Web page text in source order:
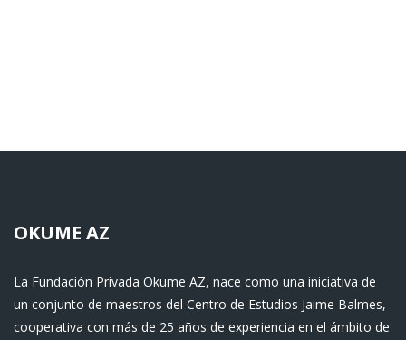
OKUME AZ
La Fundación Privada Okume AZ, nace como una iniciativa de
un conjunto de maestros del Centro de Estudios Jaime Balmes,
cooperativa con más de 25 años de experiencia en el ámbito de